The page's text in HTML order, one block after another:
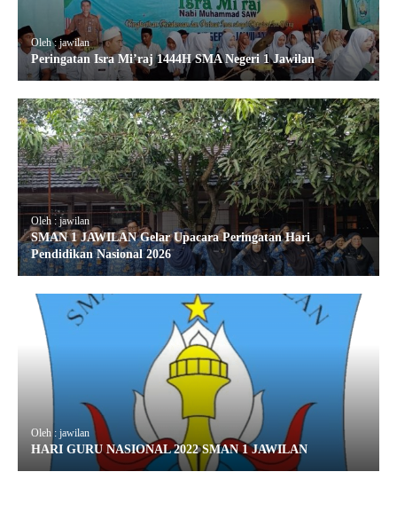
Oleh : jawilan
Peringatan Isra Mi’raj 1444H SMA Negeri 1 Jawilan
Oleh : jawilan
SMAN 1 JAWILAN Gelar Upacara Peringatan Hari
Pendidikan Nasional 2026
Oleh : jawilan
HARI GURU NASIONAL 2022 SMAN 1 JAWILAN